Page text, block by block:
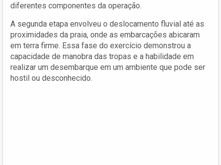
diferentes componentes da operação.
A segunda etapa envolveu o deslocamento fluvial até as
proximidades da praia, onde as embarcações abicaram
em terra firme. Essa fase do exercício demonstrou a
capacidade de manobra das tropas e a habilidade em
realizar um desembarque em um ambiente que pode ser
hostil ou desconhecido.